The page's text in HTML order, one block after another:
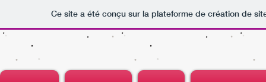
Ce site a été conçu sur la plateforme de création de